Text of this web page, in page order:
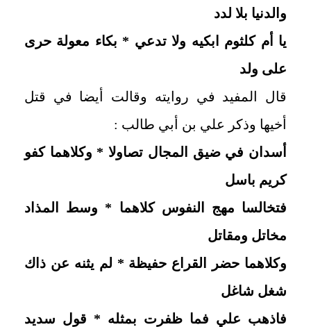
والدنيا بلا لدد
يا أم كلثوم ابكيه ولا تدعي * بكاء معولة حرى
على ولد
قال المفيد في روايته وقالت أيضا في قتل
أخيها وذكر علي بن أبي طالب :
أسدان في ضيق المجال تصاولا * وكلاهما كفو
كريم باسل
فتخالسا مهج النفوس كلاهما * وسط المذاد
مخاتل ومقاتل
وكلاهما حضر القراع حفيظة * لم يثنه عن ذاك
شغل شاغل
فاذهب علي فما ظفرت بمثله * قول سديد